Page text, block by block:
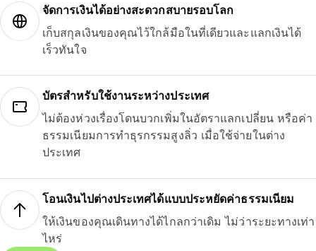
จัดการเงินได้อย่างสะดวกสบายรอบโลก
เก็บสกุลเงินของคุณไว้ใกล้มือในที่เดียวและแลกเงินได้
เร็วทันใจ
บัตรสำหรับใช้งานระหว่างประเทศ
ไม่ต้องห่วงเรื่องโดนบวกเพิ่มในอัตราแลกเปลี่ยน หรือค่า
ธรรมเนียมการทำธุรกรรมสูงลิ่ว เมื่อใช้จ่ายในต่าง
ประเทศ
โอนเงินไปต่างประเทศได้แบบประหยัดค่าธรรมเนียม
ให้เงินของคุณเดินทางได้ไกลกว่าเดิม ไม่ว่าระยะทางเท่า
ไหร่